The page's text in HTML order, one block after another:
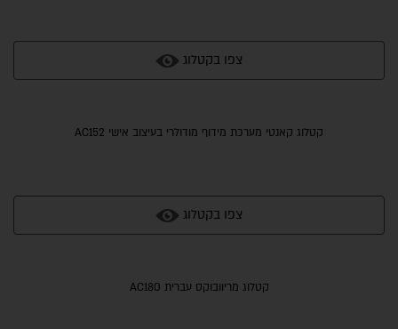
צפו בקטלוג
קטלוג קאנטי מערכת מידוף מודולרי בעיצוב אישי AC152
צפו בקטלוג
קטלוג מריוובוקס עברית AC180